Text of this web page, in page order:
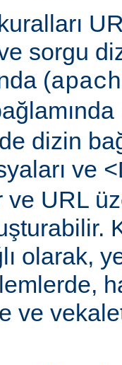
sorgu
(
dizin
ve
ve URL
olarak,
ve